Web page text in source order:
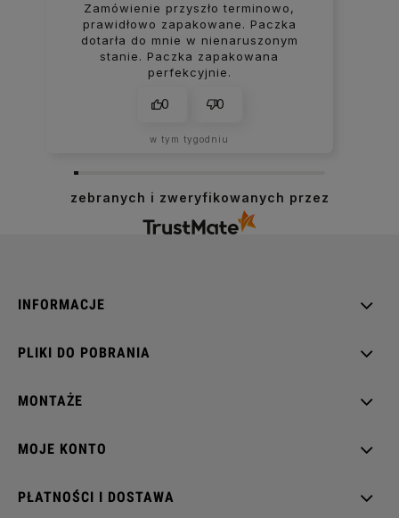
Zamówienie przyszło terminowo,
prawidłowo zapakowane. Paczka
dotarła do mnie w nienaruszonym
stanie. Paczka zapakowana
perfekcyjnie.
0 0
w tym tygodniu
zebranych i zweryfikowanych przez
INFORMACJE
PLIKI DO POBRANIA
MONTAŻE
MOJE KONTO
PŁATNOŚCI I DOSTAWA